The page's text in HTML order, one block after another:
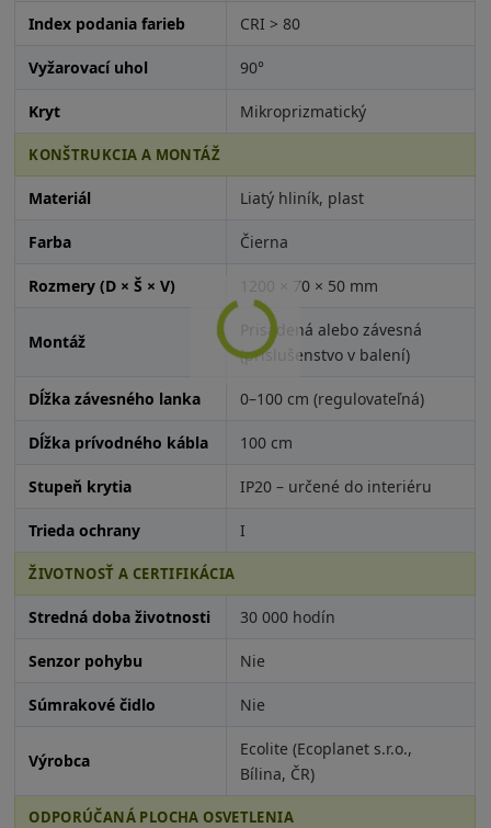
Index podania farieb CRI > 80
Vyžarovací uhol 90°
Kryt Mikroprizmatický
KONŠTRUKCIA A MONTÁŽ
Materiál Liatý hliník, plast
Farba Čierna
Rozmery (D × Š × V) 1200 × 70 × 50 mm
Montáž
Prisadená alebo závesná
(príslušenstvo v balení)
Dĺžka závesného lanka 0–100 cm (regulovateľná)
Dĺžka prívodného kábla 100 cm
Stupeň krytia IP20 – určené do interiéru
Trieda ochrany I
ŽIVOTNOSŤ A CERTIFIKÁCIA
Stredná doba životnosti 30 000 hodín
Senzor pohybu Nie
Súmrakové čidlo Nie
Výrobca
Ecolite (Ecoplanet s.r.o.,
Bílina, ČR)
ODPORÚČANÁ PLOCHA OSVETLENIA